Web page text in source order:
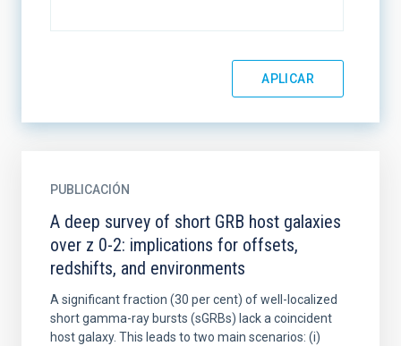
PUBLICACIÓN
A deep survey of short GRB host galaxies
over z 0-2: implications for offsets,
redshifts, and environments
A significant fraction (30 per cent) of well-localized
short gamma-ray bursts (sGRBs) lack a coincident
host galaxy. This leads to two main scenarios: (i)